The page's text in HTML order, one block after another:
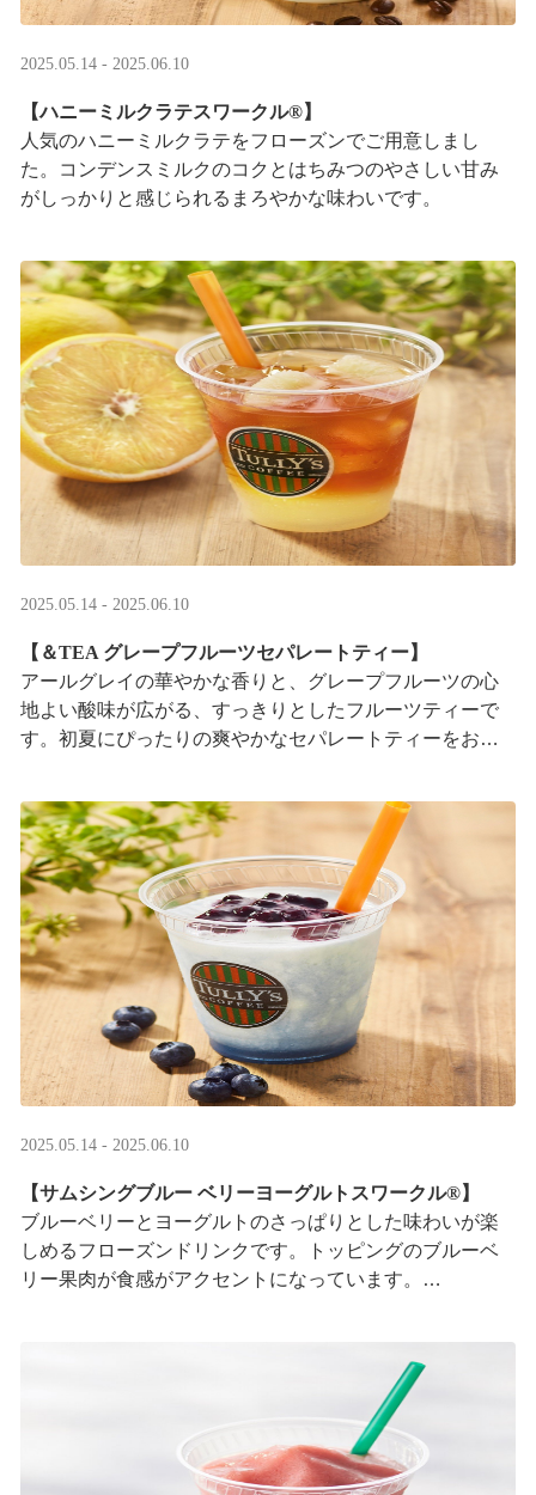
2025.05.14 - 2025.06.10
【ハニーミルクラテスワークル®】
人気のハニーミルクラテをフローズンでご用意しまし
た。コンデンスミルクのコクとはちみつのやさしい甘み
がしっかりと感じられるまろやかな味わいです。
2025.05.14 - 2025.06.10
【＆TEA グレープフルーツセパレートティー】
アールグレイの華やかな香りと、グレープフルーツの心
地よい酸味が広がる、すっきりとしたフルーツティーで
す。初夏にぴったりの爽やかなセパレートティーをお楽
2025.05.14 - 2025.06.10
【サムシングブルー ベリーヨーグルトスワークル®】
ブルーベリーとヨーグルトのさっぱりとした味わいが楽
しめるフローズンドリンクです。トッピングのブルーベ
リー果肉が食感がアクセントになっています。